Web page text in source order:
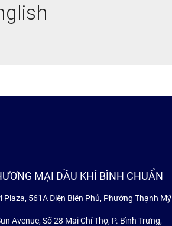
MẠI DẦU KHÍ BÌNH CHUẨN
Plaza, 561A Điện Biên Phủ, Phường Thạnh Mỹ
Avenue, Số 28 Mai Chí Thọ, P. Bình Trưng,